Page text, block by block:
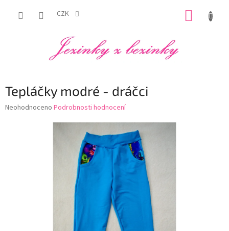
CZK
Tepláčky modré - dráčci
Průměrné
Neohodnoceno Podrobnosti hodnocení